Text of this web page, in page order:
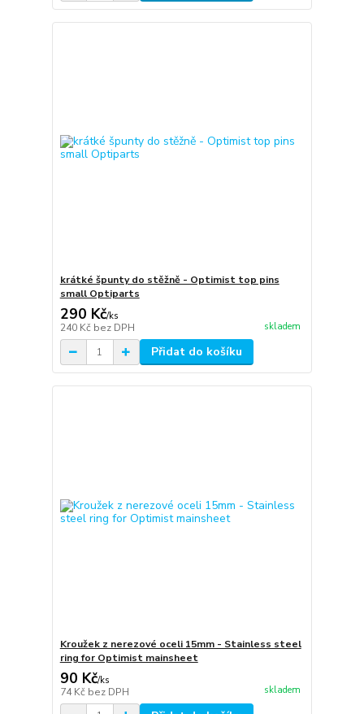
krátké špunty do stěžně - Optimist top pins
small Optiparts
290 Kč/ks
240 Kč bez DPH skladem
Přidat do košíku
Kroužek z nerezové oceli 15mm - Stainless steel
ring for Optimist mainsheet
90 Kč/ks
74 Kč bez DPH skladem